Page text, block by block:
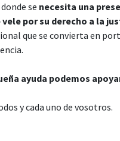
se necesita una
por su derecho a la
que se convierta en
ayuda podemos
y cada uno de vosotros.